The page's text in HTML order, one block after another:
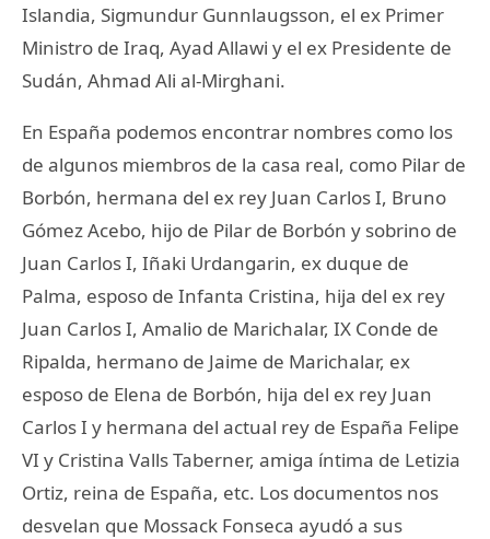
Islandia, Sigmundur Gunnlaugsson, el ex Primer
Ministro de Iraq, Ayad Allawi y el ex Presidente de
Sudán, Ahmad Ali al-Mirghani.
En España podemos encontrar nombres como los
de algunos miembros de la casa real, como Pilar de
Borbón, hermana del ex rey Juan Carlos I, Bruno
Gómez Acebo, hijo de Pilar de Borbón y sobrino de
Juan Carlos I, Iñaki Urdangarin, ex duque de
Palma, esposo de Infanta Cristina, hija del ex rey
Juan Carlos I, Amalio de Marichalar, IX Conde de
Ripalda, hermano de Jaime de Marichalar, ex
esposo de Elena de Borbón, hija del ex rey Juan
Carlos I y hermana del actual rey de España Felipe
VI y Cristina Valls Taberner, amiga íntima de Letizia
Ortiz, reina de España, etc. Los documentos nos
desvelan que Mossack Fonseca ayudó a sus